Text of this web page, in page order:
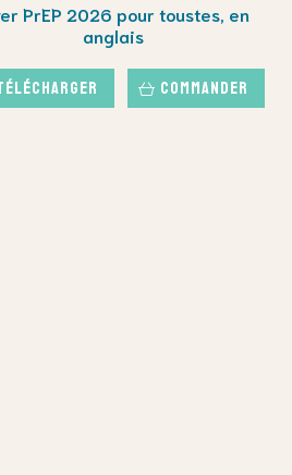
PrEP 2026 pour toustes, en
anglais
Commander